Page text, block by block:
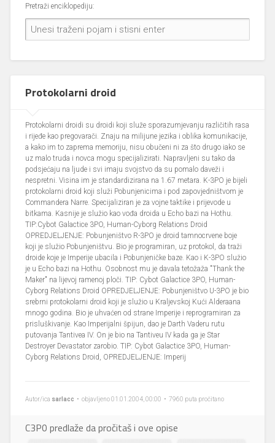
Pretraži enciklopediju:
Protokolarni droid
Protokolarni droidi su droidi koji služe sporazumjevanju različitih rasa
i rijeđe kao pregovarači. Znaju na milijune jezika i oblika komunikacije,
a kako im to zaprema memoriju, nisu obučeni ni za što drugo iako se
uz malo truda i novca mogu specijalizirati. Napravljeni su tako da
podsjećaju na ljude i svi imaju svojstvo da su pomalo daveži i
nespretni. Visina im je standardizirana na 1.67 metara. K-3PO je bijeli
protokolarni droid koji služi Pobunjenicima i pod zapovjedništvom je
Commandera Narre. Specijaliziran je za vojne taktike i prijevode u
bitkama. Kasnije je služio kao vođa droida u Echo bazi na Hothu.
TIP:Cybot Galactice 3PO, Human-Cyborg Relations Droid
OPREDJELJENJE: Pobunjeništvo R-3PO je droid tamnocrvene boje
koji je služio Pobunjeništvu. Bio je programiran, uz protokol, da traži
droide koje je Imperije ubacila i Pobunjeničke baze. Kao i K-3PO služio
je u Echo bazi na Hothu. Osobnost mu je davala tetožaža "Thank the
Maker" na lijevoj ramenoj ploči. TIP: Cybot Galactice 3PO, Human-
Cyborg Relations Droid OPREDJELJENJE: Pobunjeništvo U-3PO je bio
srebrni protokolarni droid koji je služio u Kraljevskoj Kući Alderaana
mnogo godina. Bio je uhvaćen od strane Imperije i reprogramiran za
prisluškivanje. Kao Imperijalni špijun, dao je Darth Vaderu rutu
putovanja Tantivea IV. On je bio na Tantiveu IV kada ga je Star
Destroyer Devastator zarobio. TIP: Cybot Galactice 3PO, Human-
Cyborg Relations Droid, OPREDJELJENJE: Imperij
Autor/ica sarlacc • objavljeno 01.01.2004, 00:00 • 7960 puta pročitano
C3P0 predlaže da pročitaš i ove opise